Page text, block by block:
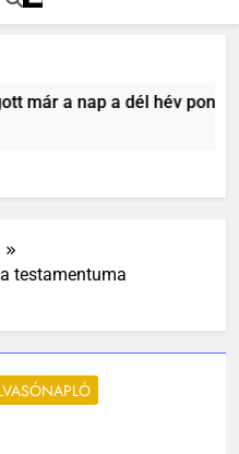
a nap a dél hév pontjára,
testamentuma